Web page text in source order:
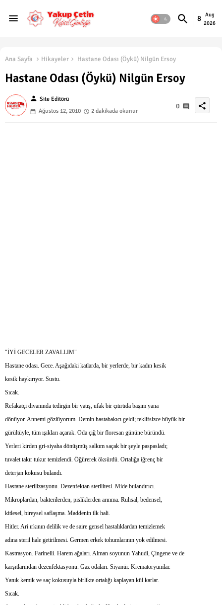
8
Aug
2026
Ana Sayfa Hikayeler Hastane Odası (Öykü) Nilgün Ersoy
Hastane Odası (Öykü) Nilgün Ersoy
person Site Editörü
Ağustos 12, 2010
2 dakikada okunur
0 share
"İYİ GECELER ZAVALLIM"
Hastane odası. Gece. Aşağıdaki katlarda, bir yerlerde, bir kadın kesik
kesik haykırıyor. Sustu.
Sıcak.
Refakatçi divanında tedirgin bir yatış, ufak bir çıtırtıda başım yana
dönüyor. Annemi gözlüyorum. Demin hastabakıcı geldi; teklifsizce büyük bir
gürültüyle, tüm ışıkları açarak. Oda çiğ bir floresan gününe büründü.
Yerleri kirden gri-siyaha dönüşmüş salkım saçak bir şeyle paspasladı;
tuvalet takır tukur temizlendi. Öğürerek öksürdü. Ortalığa iğrenç bir
deterjan kokusu bulandı.
Hastane sterilizasyonu. Dezenfektan sterilitesi. Mide bulandırıcı.
Mikroplardan, bakterilerden, pisliklerden arınma. Ruhsal, bedensel,
kitlesel, bireysel saflaşma. Maddenin ilk hali.
Hitler. Ari ırkının delilik ve de saire gensel hastalıklardan temizlemek
adına steril hale getirilmesi. Germen erkek tohumlarının yok edilmesi.
Kastrasyon. Farinelli. Harem ağaları. Alman soyunun Yahudi, Çingene ve de
karşıtlarından dezenfektasyonu. Gaz odaları. Siyanür. Krematoryumlar.
Yanık kemik ve saç kokusuyla birlikte ortalığı kaplayan kül karlar.
Sıcak.